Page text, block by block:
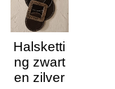
Halsketti
ng zwart
en zilver